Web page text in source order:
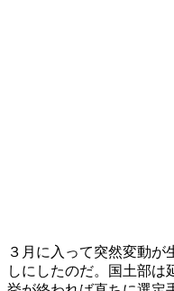
３月に入って突然変動が
しにしたのだ。国土部は